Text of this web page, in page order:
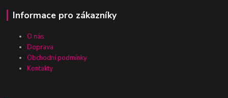
Informace pro zákazníky
O nás
Doprava
Obchodní podmínky
Kontakty